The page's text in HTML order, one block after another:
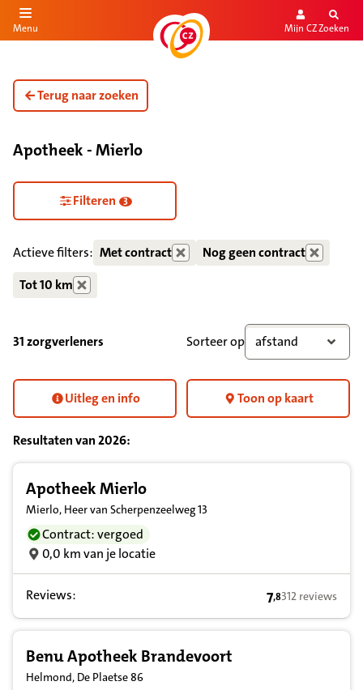
de inhoud
Menu Mijn CZZoeken
Terug naar zoeken
Apotheek - Mierlo
Zorgdiensten verborgen
Filteren 3
Actieve filters: Met contract
Nog geen contract
Tot 10 km
31 zorgverleners Sorteer op afstand
Uitleg en info Toon op kaart
Resultaten van2026:
Apotheek Mierlo
Mierlo, Heer van Scherpenzeelweg 13
Contract: vergoed
0,0 km van je locatie
Reviews: 7,8 op basis van
7,8312 reviews
Benu Apotheek Brandevoort
Helmond, De Plaetse 86